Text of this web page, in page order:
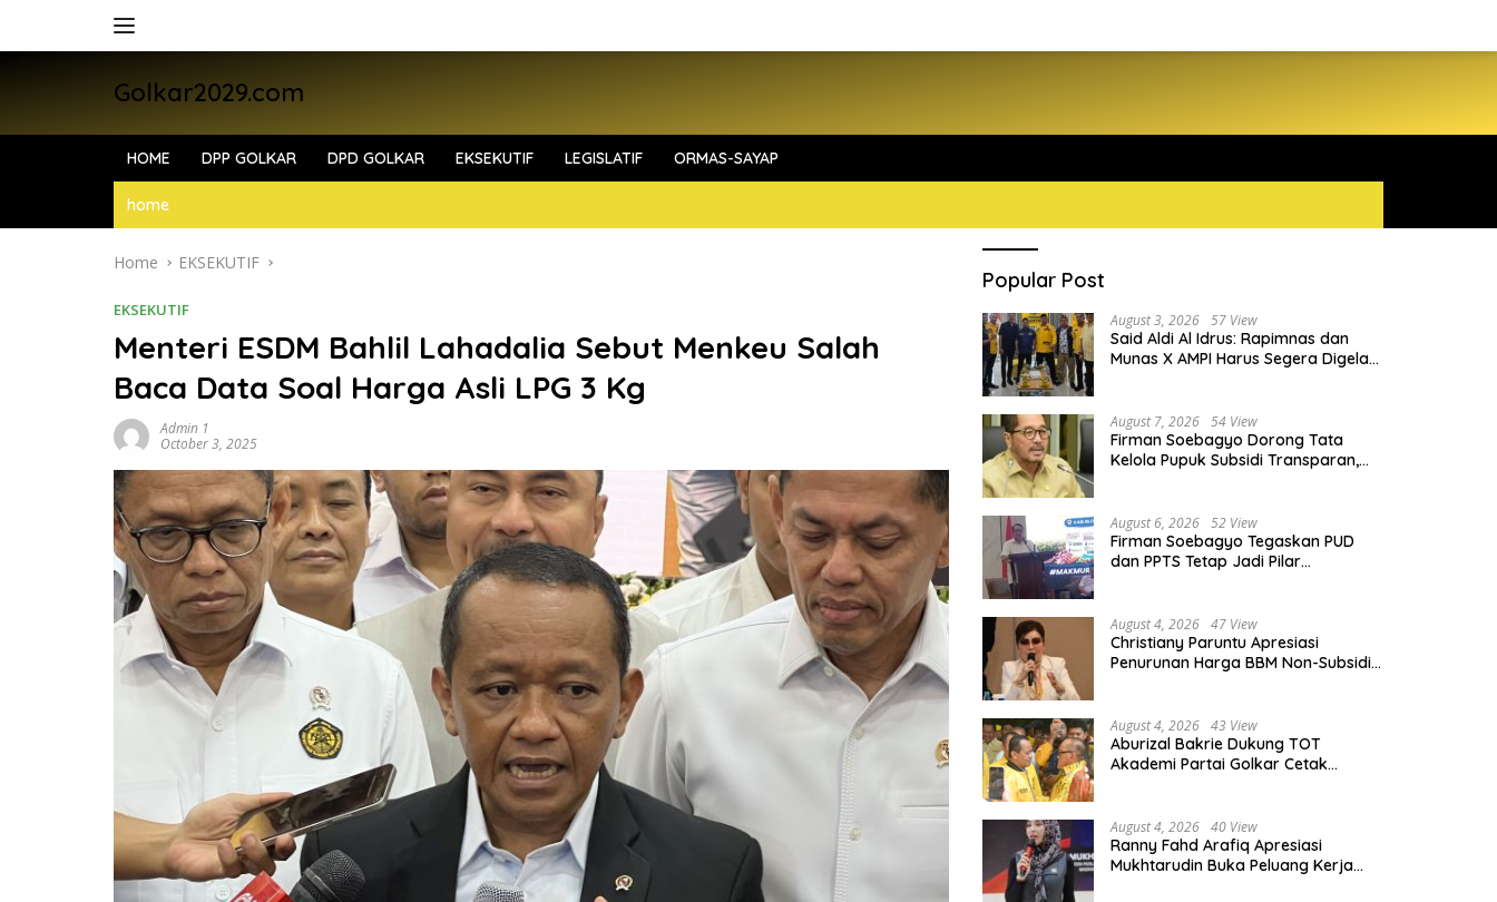
Golkar2029.com
HOME DPP GOLKAR DPD GOLKAR EKSEKUTIF LEGISLATIF ORMAS-SAYAP
home
Home EKSEKUTIF
EKSEKUTIF
Menteri ESDM Bahlil Lahadalia Sebut Menkeu Salah
Baca Data Soal Harga Asli LPG 3 Kg
Admin 1
October 3, 2025
Popular Post
August 3, 2026 57 View
Said Aldi Al Idrus: Rapimnas dan
Munas X AMPI Harus Segera Digelar
August 7, 2026 54 View
Firman Soebagyo Dorong Tata
Kelola Pupuk Subsidi Transparan,
August 6, 2026 52 View
Firman Soebagyo Tegaskan PUD
dan PPTS Tetap Jadi Pilar
August 4, 2026 47 View
Christiany Paruntu Apresiasi
Penurunan Harga BBM Non-Subsidi,
August 4, 2026 43 View
Aburizal Bakrie Dukung TOT
Akademi Partai Golkar Cetak
August 4, 2026 40 View
Ranny Fahd Arafiq Apresiasi
Mukhtarudin Buka Peluang Kerja